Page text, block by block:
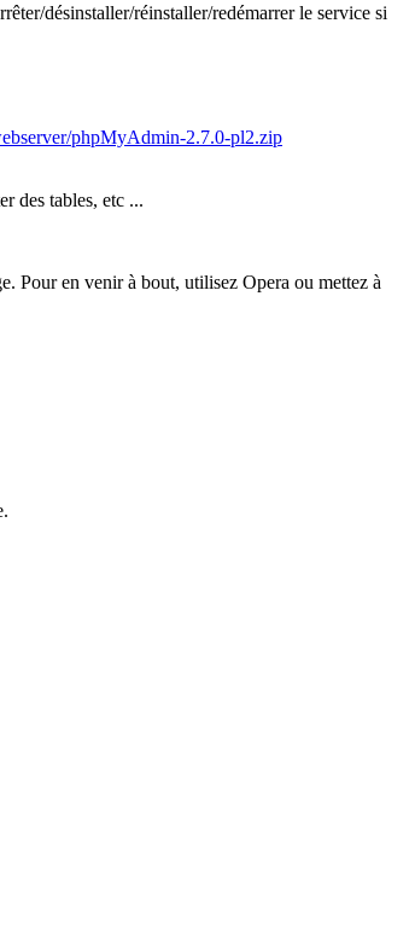
désinstaller/réinstaller/redémarrer le service si
phpMyAdmin-2.7.0-pl2.zip
des tables, etc ...
Pour en venir à bout, utilisez Opera ou mettez à